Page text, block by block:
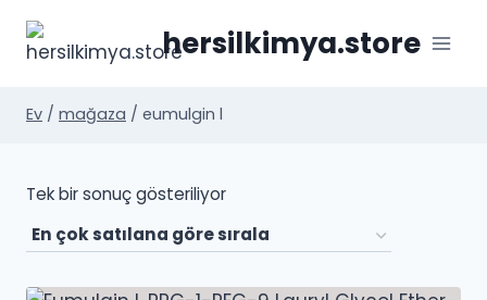
geç
hersilkimya.store
Ev / mağaza / eumulgin l
Tek bir sonuç gösteriliyor